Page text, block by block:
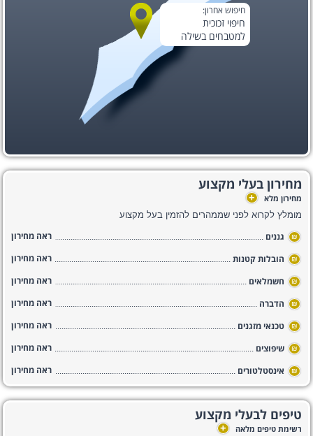
חיפוש אחרון:
חיפוי זכוכית
למטבחים בשילה
מחירון בעלי מקצוע
מחירון מלא +
מומלץ לקרוא לפני שממהרים להזמין בעל מקצוע
₪ גננים ראה מחירון
₪ הובלות קטנות ראה מחירון
₪ חשמלאים ראה מחירון
₪ הדברה ראה מחירון
₪ טכנאי מזגנים ראה מחירון
₪ שיפוצים ראה מחירון
₪ אינסטלטורים ראה מחירון
טיפים לבעלי מקצוע
רשימת טיפים מלאה +